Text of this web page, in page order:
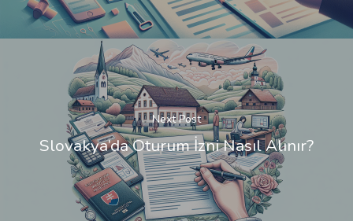
Next Post
Slovakya’da Oturum İzni Nasıl Alınır?